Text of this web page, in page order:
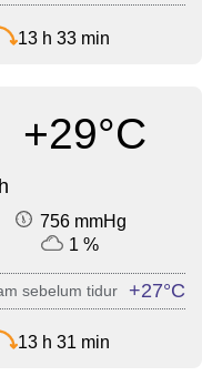
13 h 33 min
+29°C
756 mmHg
1 %
sebelum tidur +27°C
13 h 31 min